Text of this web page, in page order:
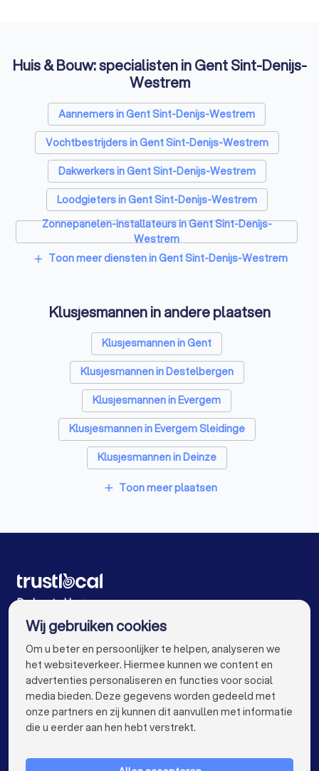
Huis & Bouw: specialisten in Gent Sint-Denijs-
Westrem
Aannemers in Gent Sint-Denijs-Westrem
Vochtbestrijders in Gent Sint-Denijs-Westrem
Dakwerkers in Gent Sint-Denijs-Westrem
Loodgieters in Gent Sint-Denijs-Westrem
Zonnepanelen-installateurs in Gent Sint-Denijs-
Westrem
Vloerverwarming-installateurs in Gent Sint-Denijs-
Ramen en deuren specialisten in Gent Sint-Denijs-
Westrem
Laadpaal installateurs in Gent Sint-Denijs-Westrem
Zonwering specialisten in Gent Sint-Denijs-Westrem
Schrijnwerkers in Gent Sint-Denijs-Westrem
Warmtepomp installateurs in Gent Sint-Denijs-
Westrem
Badkamer installateurs in Gent Sint-Denijs-Westrem
add Toon meer diensten in Gent Sint-Denijs-Westrem
Klusjesmannen in andere plaatsen
Klusjesmannen in Gent
Klusjesmannen in Destelbergen
Klusjesmannen in Evergem
Klusjesmannen in Evergem Sleidinge
Klusjesmannen in Deinze
Klusjesmannen in Aalter Lotenhulle
Klusjesmannen in Ruiselede
Klusjesmannen in Antwerpen
Klusjesmannen in Brugge
Klusjesmannen in Aalst
Klusjesmannen in Mechelen
Klusjesmannen in Kortrijk
Klusjesmannen in Hasselt
add Toon meer plaatsen
De beste klusjesmannen voor u
VOOR PARTICULIEREN keyboard_arrow_down
Wij gebruiken cookies
Om u beter en persoonlijker te helpen, analyseren we
het websiteverkeer. Hiermee kunnen we content en
advertenties personaliseren en functies voor social
media bieden. Deze gegevens worden gedeeld met
onze partners en zij kunnen dit aanvullen met informatie
die u eerder aan hen hebt verstrekt.